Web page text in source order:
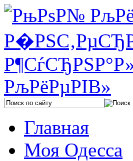
Главная
Моя Одесса